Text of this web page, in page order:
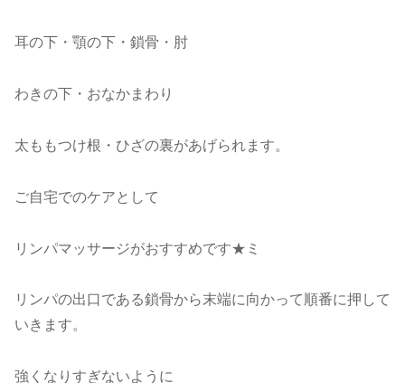
耳の下・顎の下・鎖骨・肘
わきの下・おなかまわり
太ももつけ根・ひざの裏があげられます。
ご自宅でのケアとして
リンパマッサージがおすすめです★ミ
リンパの出口である鎖骨から末端に向かって順番に押して
いきます。
強くなりすぎないように